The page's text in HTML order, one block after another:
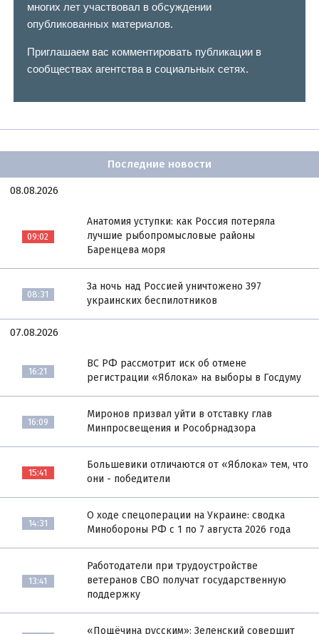
многих лет участвовал в обсуждении
опубликованных материалов.
Приглашаем вас комментировать публикации в
сообществах агентства в социальных сетях.
Последние новости
08.08.2026
09:02
Анатомия уступки: как Россия потеряла
лучшие рыбопромысловые районы
Баренцева моря
08:31
За ночь над Россией уничтожено 397
украинских беспилотников
07.08.2026
16:21
ВС РФ рассмотрит иск об отмене
регистрации «Яблока» на выборы в Госдуму
16:09
Миронов призвал уйти в отставку глав
Минпросвещения и Рособрнадзора
15:41
Большевики отличаются от «Яблока» тем, что
они - победители
14:31
О ходе спецоперации на Украине: сводка
Минобороны РФ с 1 по 7 августа 2026 года
13:41
Работодатели при трудоустройстве
ветеранов СВО получат государственную
поддержку
«Пощёчина русским»: Зеленский совершит